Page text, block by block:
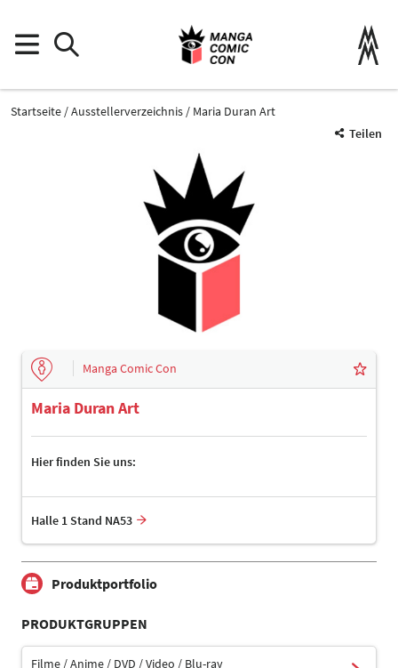
Startseite Ausstellerverzeichnis
Maria Duran Art
Teilen
Manga Comic Con
Maria Duran Art
Hier finden Sie uns:
Halle 1 Stand NA53
Produktportfolio
PRODUKTGRUPPEN
Filme / Anime / DVD / Video / Blu-ray